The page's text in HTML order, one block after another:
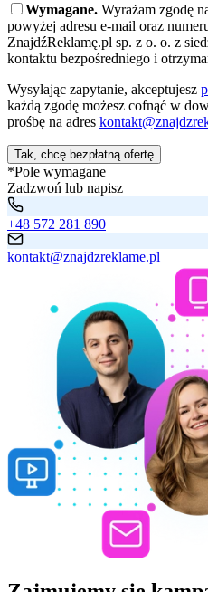
Wymagane. Wyrażam zgodę
powyżej adresu e-mail oraz
ZnajdźReklamę.pl sp. z o. o. z
kontaktu bezpośredniego i
Wysyłając zapytanie, akceptujesz
każdą zgodę możesz cofnąć w
prośbę na adres
Tak, chcę bezpłatną ofertę
*Pole wymagane
Zadzwoń lub napisz
+48 572 281 890
kontakt@znajdzreklame.pl